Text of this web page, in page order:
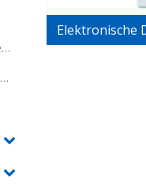
Daten- und Telekommunikationslizenzen
Elektronische Datenträger für Vermittlungsanlagen